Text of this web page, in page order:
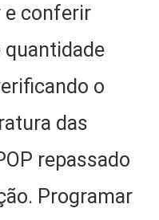
e conferir
o
das
repassado
Programar